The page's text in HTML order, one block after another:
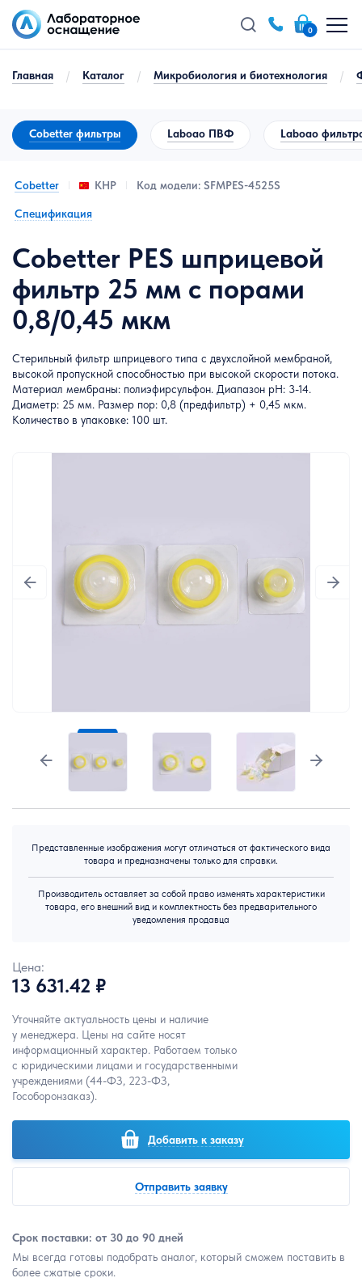
0
Главная / Каталог / Микробиология и биотехнология /
Cobetter фильтры Laboao ПВФ Laboao
Cobetter КНР Код модели: SFMPES-4525S
Спецификация
Cobetter PES шприцевой
фильтр 25 мм с порами
0,8/0,45 мкм
Стерильный фильтр шприцевого типа с двухслойной мембраной,
высокой пропускной способностью при высокой скорости потока.
Материал мембраны: полиэфирсульфон. Диапазон pH: 3-14.
Диаметр: 25 мм. Размер пор: 0,8 (предфильтр) + 0,45 мкм.
Количество в упаковке: 100 шт.
Представленные изображения могут отличаться от фактического вида
товара и предназначены только для справки.
Производитель оставляет за собой право изменять характеристики
товара, его внешний вид и комплектность без предварительного
уведомления продавца
Цена:
13 631.42 ₽
Уточняйте актуальность цены и наличие
у менеджера. Цены на сайте носят
информационный характер. Работаем только
с юридическими лицами и государственными
учреждениями (44-ФЗ, 223-ФЗ,
Гособоронзаказ).
Добавить к заказу
Отправить заявку
Срок поставки: от 30 до 90 дней
Мы всегда готовы подобрать аналог, который сможем поставить в
более сжатые сроки.